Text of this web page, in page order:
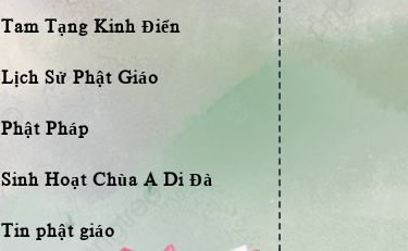
Tam Tạng Kinh Điển
Lịch Sử Phật Giáo
Phật Pháp
Sinh Hoạt Chùa A Di Đà
Tin phật giáo